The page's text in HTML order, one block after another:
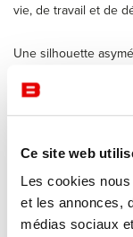
Ce site web
Les cookies
et les annonces,
médias sociaux
vie, de travail et de
Une silhouette
Le design de la
D'un côté, le
fluide pour
De l'autre côté, la
métal rigoureux et
Ce jeu de lignes
traditionnelle et